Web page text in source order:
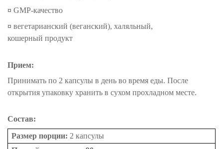
¤ GMP-качество
¤ вегетарианский (веганский), халяльный,
кошерный продукт
Прием:
Принимать по 2 капсулы в день во время еды. После
открытия упаковку хранить в сухом прохладном месте.
Состав:
Размер порции: 2 капсулы